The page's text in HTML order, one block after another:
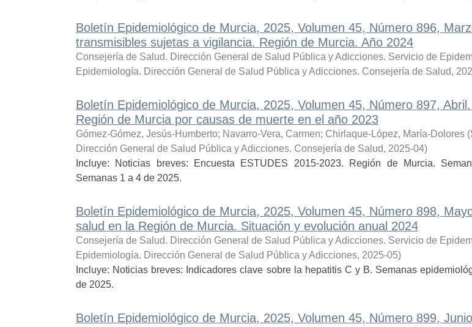
Boletín Epidemiológico de Murcia, 2025, Volumen 45, Número 896,
transmisibles sujetas a vigilancia. Región de Murcia. Año 2024
Consejería de Salud. Dirección General de Salud Pública y Adicciones. Servicio de
Epidemiología. Dirección General de Salud Pública y Adicciones. Consejería de Salud,
Boletín Epidemiológico de Murcia, 2025, Volumen 45, Número 897,
Región de Murcia por causas de muerte en el año 2023
Gómez-Gómez, Jesús-Humberto; Navarro-Vera, Carmen; Chirlaque-López, María-Dolores (
Dirección General de Salud Pública y Adicciones. Consejería de Salud, 2025-04)
Incluye: Noticias breves: Encuesta ESTUDES 2015-2023. Región de Murcia.
Semanas 1 a 4 de 2025.
Boletín Epidemiológico de Murcia, 2025, Volumen 45, Número 898,
salud en la Región de Murcia. Situación y evolución anual 2024
Consejería de Salud. Dirección General de Salud Pública y Adicciones. Servicio de
Epidemiología. Dirección General de Salud Pública y Adicciones, 2025-05)
Incluye: Noticias breves: Indicadores clave sobre la hepatitis C y B. Semanas
de 2025.
Boletín Epidemiológico de Murcia, 2025, Volumen 45, Número 899,